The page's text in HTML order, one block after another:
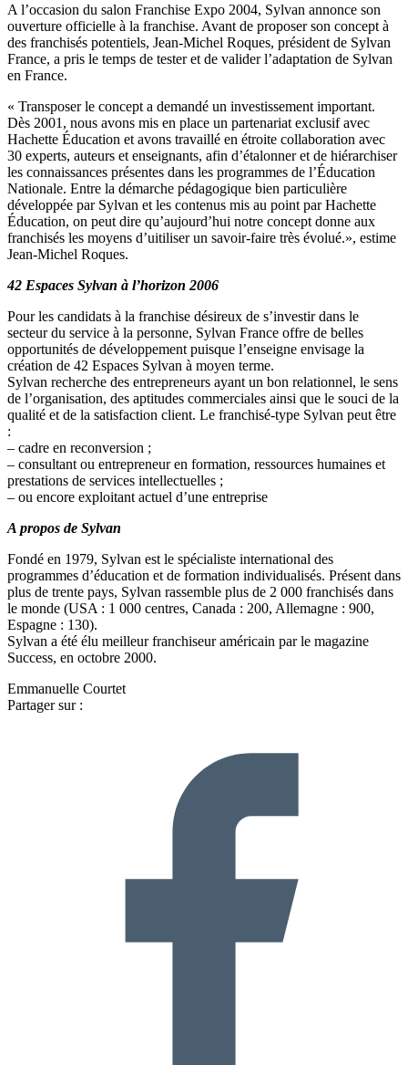
A l’occasion du salon Franchise Expo 2004, Sylvan annonce son
ouverture officielle à la franchise. Avant de proposer son concept à
des franchisés potentiels, Jean-Michel Roques, président de Sylvan
France, a pris le temps de tester et de valider l’adaptation de Sylvan
en France.
« Transposer le concept a demandé un investissement important.
Dès 2001, nous avons mis en place un partenariat exclusif avec
Hachette Éducation et avons travaillé en étroite collaboration avec
30 experts, auteurs et enseignants, afin d’étalonner et de hiérarchiser
les connaissances présentes dans les programmes de l’Éducation
Nationale. Entre la démarche pédagogique bien particulière
développée par Sylvan et les contenus mis au point par Hachette
Éducation, on peut dire qu’aujourd’hui notre concept donne aux
franchisés les moyens d’uitiliser un savoir-faire très évolué.», estime
Jean-Michel Roques.
42 Espaces Sylvan à l’horizon 2006
Pour les candidats à la franchise désireux de s’investir dans le
secteur du service à la personne, Sylvan France offre de belles
opportunités de développement puisque l’enseigne envisage la
création de 42 Espaces Sylvan à moyen terme.
Sylvan recherche des entrepreneurs ayant un bon relationnel, le sens
de l’organisation, des aptitudes commerciales ainsi que le souci de la
qualité et de la satisfaction client. Le franchisé-type Sylvan peut être
:
– cadre en reconversion ;
– consultant ou entrepreneur en formation, ressources humaines et
prestations de services intellectuelles ;
– ou encore exploitant actuel d’une entreprise
A propos de Sylvan
Fondé en 1979, Sylvan est le spécialiste international des
programmes d’éducation et de formation individualisés. Présent dans
plus de trente pays, Sylvan rassemble plus de 2 000 franchisés dans
le monde (USA : 1 000 centres, Canada : 200, Allemagne : 900,
Espagne : 130).
Sylvan a été élu meilleur franchiseur américain par le magazine
Success, en octobre 2000.
Emmanuelle Courtet
Partager sur :